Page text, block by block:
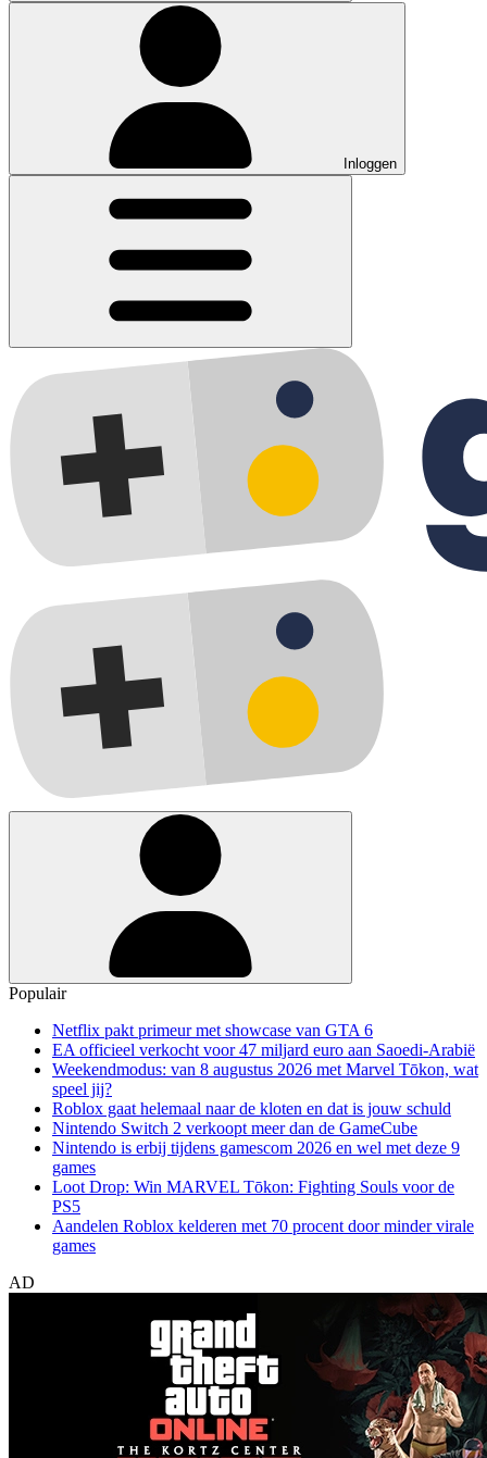
Inloggen
Populair
Netflix pakt primeur met showcase van GTA 6
EA officieel verkocht voor 47 miljard euro aan Saoedi-Arabië
Weekendmodus: van 8 augustus 2026 met Marvel Tōkon, wat
speel jij?
Roblox gaat helemaal naar de kloten en dat is jouw schuld
Nintendo Switch 2 verkoopt meer dan de GameCube
Nintendo is erbij tijdens gamescom 2026 en wel met deze 9
games
Loot Drop: Win MARVEL Tōkon: Fighting Souls voor de
PS5
Aandelen Roblox kelderen met 70 procent door minder virale
games
AD